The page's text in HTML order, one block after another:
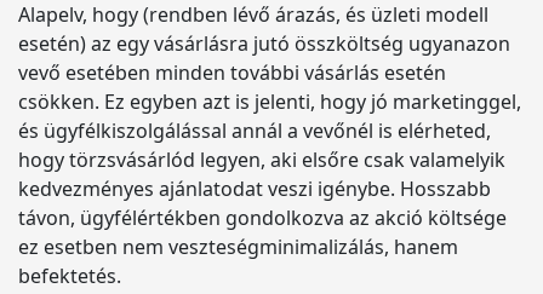
Alapelv, hogy (rendben lévő árazás, és üzleti modell
esetén) az egy vásárlásra jutó összköltség ugyanazon
vevő esetében minden további vásárlás esetén
csökken. Ez egyben azt is jelenti, hogy jó marketinggel,
és ügyfélkiszolgálással annál a vevőnél is elérheted,
hogy törzsvásárlód legyen, aki elsőre csak valamelyik
kedvezményes ajánlatodat veszi igénybe. Hosszabb
távon, ügyfélértékben gondolkozva az akció költsége
ez esetben nem veszteségminimalizálás, hanem
befektetés.